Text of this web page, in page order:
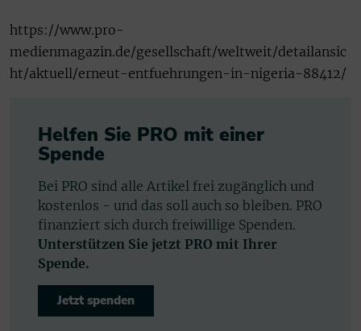
https://www.pro-
medienmagazin.de/gesellschaft/weltweit/detailansic
ht/aktuell/erneut-entfuehrungen-in-nigeria-88412/
Helfen Sie PRO mit einer
Spende
Bei PRO sind alle Artikel frei zugänglich und
kostenlos - und das soll auch so bleiben. PRO
finanziert sich durch freiwillige Spenden.
Unterstützen Sie jetzt PRO mit Ihrer
Spende.
Jetzt spenden